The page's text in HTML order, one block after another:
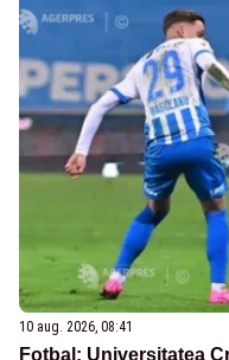
10 aug. 2026, 08:41
Fotbal: Universitatea